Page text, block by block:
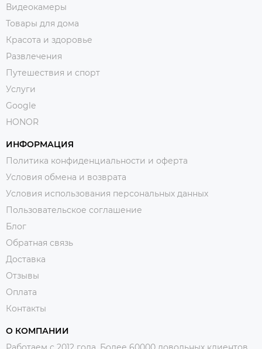
Видеокамеры
Товары для дома
Красота и здоровье
Развлечения
Путешествия и спорт
Услуги
Google
HONOR
ИНФОРМАЦИЯ
Политика конфиденциальности и оферта
Условия обмена и возврата
Условия использования персональных данных
Пользовательское соглашение
Блог
Обратная связь
Доставка
Отзывы
Оплата
Контакты
О КОМПАНИИ